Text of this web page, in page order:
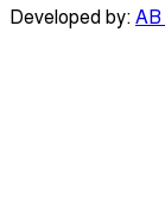
Developed by: